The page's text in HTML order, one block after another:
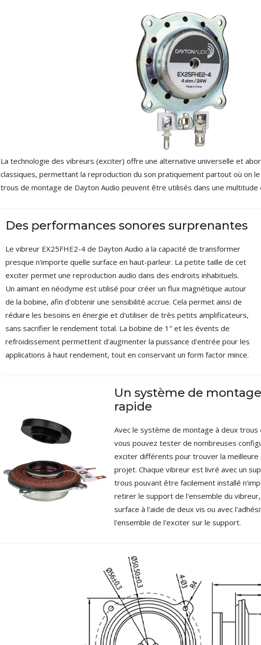
AUDIOPHONICS DA-S250NC
Amplificateur Intégré...
579,00 € 649,00 €
135,99 € 159,99 €
AUDIOPHONICS DAW-S250NC
Amplificateur Intégré...
DAN CLARK AUDIO AEON 2
CLOSED NOIRE Casque...
919,00 €
LUXSIN X9 DAC Amplificateur
Casque AK4191 +...
1 099,00 €
La technologie des vibreurs (exciter) offre une alternative universelle et
classiques, permettant la reproduction du son pratiquement partout où on
trous de montage de Dayton Audio peuvent être utilisés dans une multitude
Des performances sonores surprenantes
Le vibreur EX25FHE2-4 de Dayton Audio a la capacité de transformer
presque n'importe quelle surface en haut-parleur. La petite taille de cet
exciter permet une reproduction audio dans des endroits inhabituels.
Un aimant en néodyme est utilisé pour créer un flux magnétique autour
de la bobine, afin d'obtenir une sensibilité accrue. Cela permet ainsi de
réduire les besoins en énergie et d'utiliser de très petits amplificateurs,
sans sacrifier le rendement total. La bobine de 1" et les évents de
refroidissement permettent d'augmenter la puissance d'entrée pour les
applications à haut rendement, tout en conservant un form factor mince.
Un système de
rapide
Avec le système de montage à deux trous
vous pouvez tester de nombreuses
exciter différents pour trouver la meilleure
projet. Chaque vibreur est livré avec un
trous pouvant être facilement installé
retirer le support de l'ensemble du
surface à l'aide de deux vis ou avec
l'ensemble de l'exciter sur le support.